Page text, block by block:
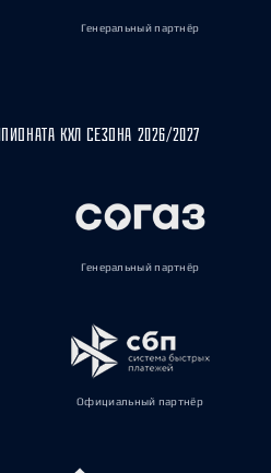
Генеральный партнёр
КХЛ СЕЗОНА 2026/2027
Генеральный партнёр
Официальный партнёр